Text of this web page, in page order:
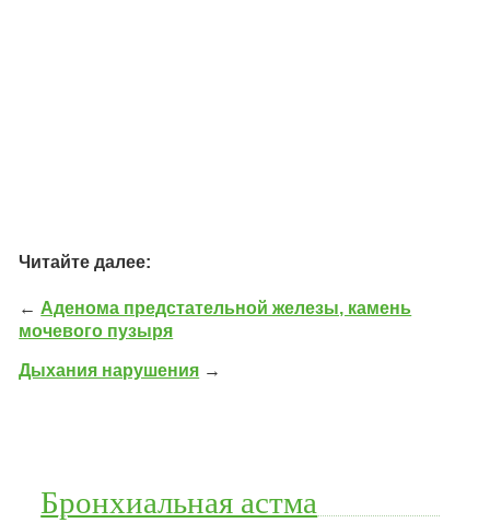
Читайте далее:
← Аденома предстательной железы, камень
мочевого пузыря
Дыхания нарушения →
Бронхиальная астма